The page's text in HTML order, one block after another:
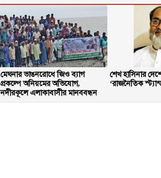
মেঘনার ভাঙনরোধে জিও ব্যাগ
প্রকল্পে অনিয়মের অভিযোগ,
নদীরকূলে এলাকাবাসীর মানববন্ধন
শেখ হাসিনার
‘রাজনৈতিক